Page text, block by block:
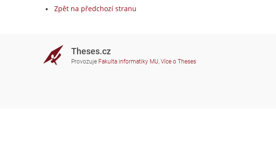
Zpět na předchozí stranu
Theses.cz
Provozuje Fakulta informatiky MU, Více o Theses